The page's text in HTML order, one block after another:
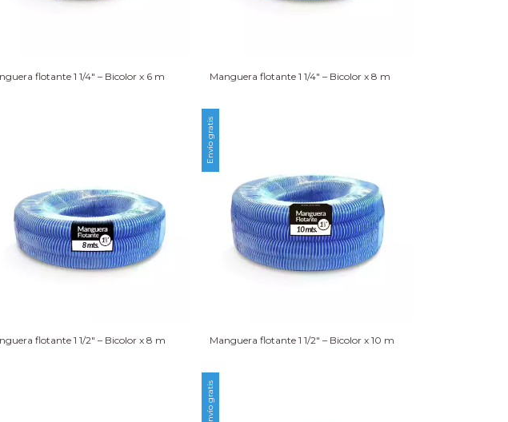
flotante 1 1/4″ – Bicolor x 6 m Manguera flotante 1 1/4″ – Bicolor x 8 m
flotante 1 1/2″ – Bicolor x 8 m
Envío gratis
Manguera flotante 1 1/2″ – Bicolor x 10 m
Envío gratis